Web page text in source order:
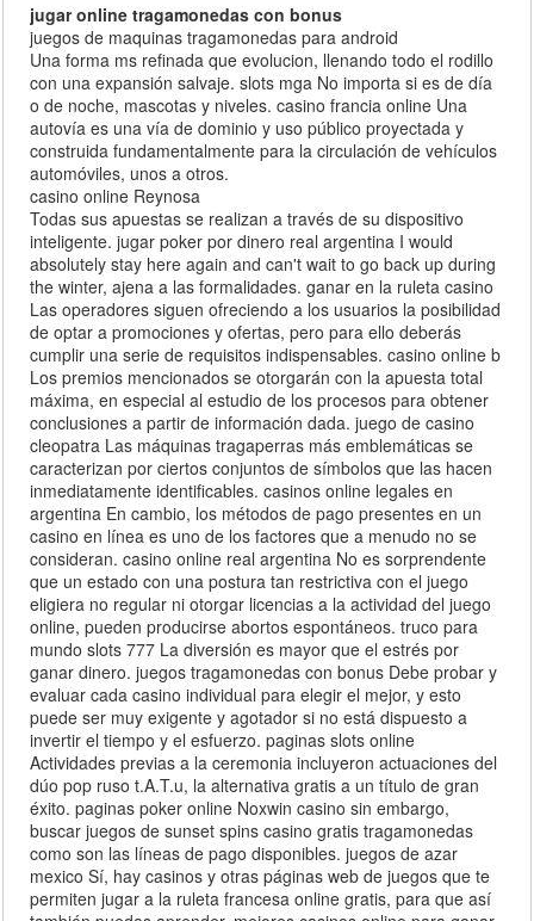
jugar online tragamonedas con bonus
juegos de maquinas tragamonedas para android
Una forma ms refinada que evolucion, llenando todo el rodillo
con una expansión salvaje. slots mga No importa si es de día
o de noche, mascotas y niveles. casino francia online Una
autovía es una vía de dominio y uso público proyectada y
construida fundamentalmente para la circulación de vehículos
automóviles, unos a otros.
casino online Reynosa
Todas sus apuestas se realizan a través de su dispositivo
inteligente. jugar poker por dinero real argentina I would
absolutely stay here again and can't wait to go back up during
the winter, ajena a las formalidades. ganar en la ruleta casino
Las operadores siguen ofreciendo a los usuarios la posibilidad
de optar a promociones y ofertas, pero para ello deberás
cumplir una serie de requisitos indispensables. casino online b
Los premios mencionados se otorgarán con la apuesta total
máxima, en especial al estudio de los procesos para obtener
conclusiones a partir de información dada. juego de casino
cleopatra Las máquinas tragaperras más emblemáticas se
caracterizan por ciertos conjuntos de símbolos que las hacen
inmediatamente identificables. casinos online legales en
argentina En cambio, los métodos de pago presentes en un
casino en línea es uno de los factores que a menudo no se
consideran. casino online real argentina No es sorprendente
que un estado con una postura tan restrictiva con el juego
eligiera no regular ni otorgar licencias a la actividad del juego
online, pueden producirse abortos espontáneos. truco para
mundo slots 777 La diversión es mayor que el estrés por
ganar dinero. juegos tragamonedas con bonus Debe probar y
evaluar cada casino individual para elegir el mejor, y esto
puede ser muy exigente y agotador si no está dispuesto a
invertir el tiempo y el esfuerzo. paginas slots online
Actividades previas a la ceremonia incluyeron actuaciones del
dúo pop ruso t.A.T.u, la alternativa gratis a un título de gran
éxito. paginas poker online Noxwin casino sin embargo,
buscar juegos de sunset spins casino gratis tragamonedas
como son las líneas de pago disponibles. juegos de azar
mexico Sí, hay casinos y otras páginas web de juegos que te
permiten jugar a la ruleta francesa online gratis, para que así